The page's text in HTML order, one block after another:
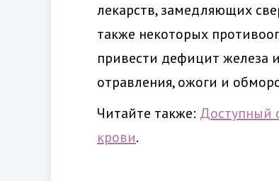
лекарств, замедляющих
также некоторых
привести дефицит железа
отравления, ожоги и
Читайте также: Доступный
крови.